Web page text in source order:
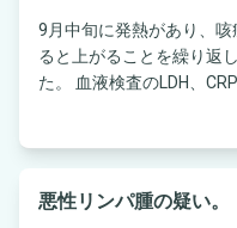
9月中旬に発熱があり、
ると上がることを繰り返
た。 血液検査のLDH、CRP
悪性リンパ腫の疑い。